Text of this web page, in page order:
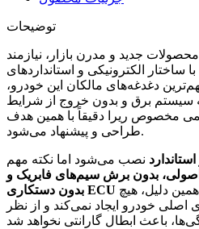
توضیحات
جدید و مدرن بازار، نیازمند
ساختار الکترونیکی و استانداردهای
دغدغه‌های مالکان این خودرو،
سیستم برق و بدون خروج از شرایط
مخصوص ریرا دقیقاً با همین هدف
طراحی و پیشنهاد می‌شود.
نصب می‌شود اما نکته مهم
اصولی، بدون برش سیم‌های فابریک و
دلیل، هیچ
اصلی خودرو ایجاد نمی‌کند و از نظر